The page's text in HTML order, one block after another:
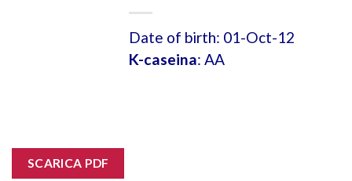
Date of birth: 01-Oct-12
K-caseina: AA
SCARICA PDF